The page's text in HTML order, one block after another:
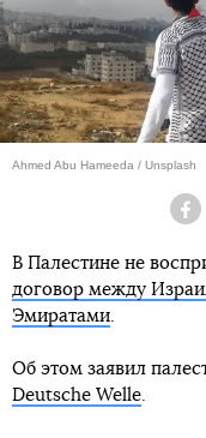
Ahmed Abu Hameeda / Unsplash
В Палестине не
договор между
Эмиратами
Об этом заявил
Deutsche Welle